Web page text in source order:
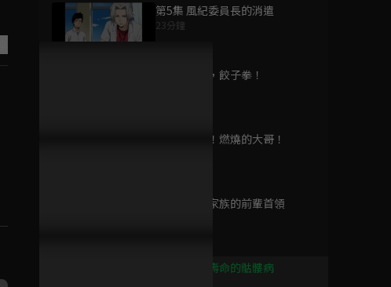
第5集 風紀委員長的消遣
23分鐘
第6集 你好，餃子拳！
第7集 極限！燃燒的大哥！
第8集 愛護家族的前輩首領
第9集 減少壽命的骷髏病
為您推薦
黑執事 Book of
Murder
已完結 / 共 5 集